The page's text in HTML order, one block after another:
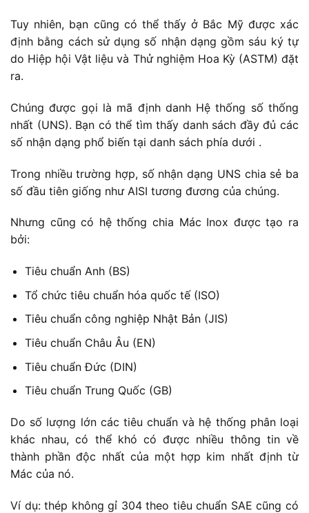
Tuy nhiên, bạn cũng có thể thấy ở Bắc Mỹ được xác
định bằng cách sử dụng số nhận dạng gồm sáu ký tự
do Hiệp hội Vật liệu và Thử nghiệm Hoa Kỳ (ASTM) đặt
ra.
Chúng được gọi là mã định danh Hệ thống số thống
nhất (UNS). Bạn có thể tìm thấy danh sách đầy đủ các
số nhận dạng phổ biến tại danh sách phía dưới .
Trong nhiều trường hợp, số nhận dạng UNS chia sẻ ba
số đầu tiên giống như AISI tương đương của chúng.
Nhưng cũng có hệ thống chia Mác Inox được tạo ra
bởi:
Tiêu chuẩn Anh (BS)
Tổ chức tiêu chuẩn hóa quốc tế (ISO)
Tiêu chuẩn công nghiệp Nhật Bản (JIS)
Tiêu chuẩn Châu Âu (EN)
Tiêu chuẩn Đức (DIN)
Tiêu chuẩn Trung Quốc (GB)
Do số lượng lớn các tiêu chuẩn và hệ thống phân loại
khác nhau, có thể khó có được nhiều thông tin về
thành phần độc nhất của một hợp kim nhất định từ
Mác của nó.
Ví dụ: thép không gỉ 304 theo tiêu chuẩn SAE cũng có